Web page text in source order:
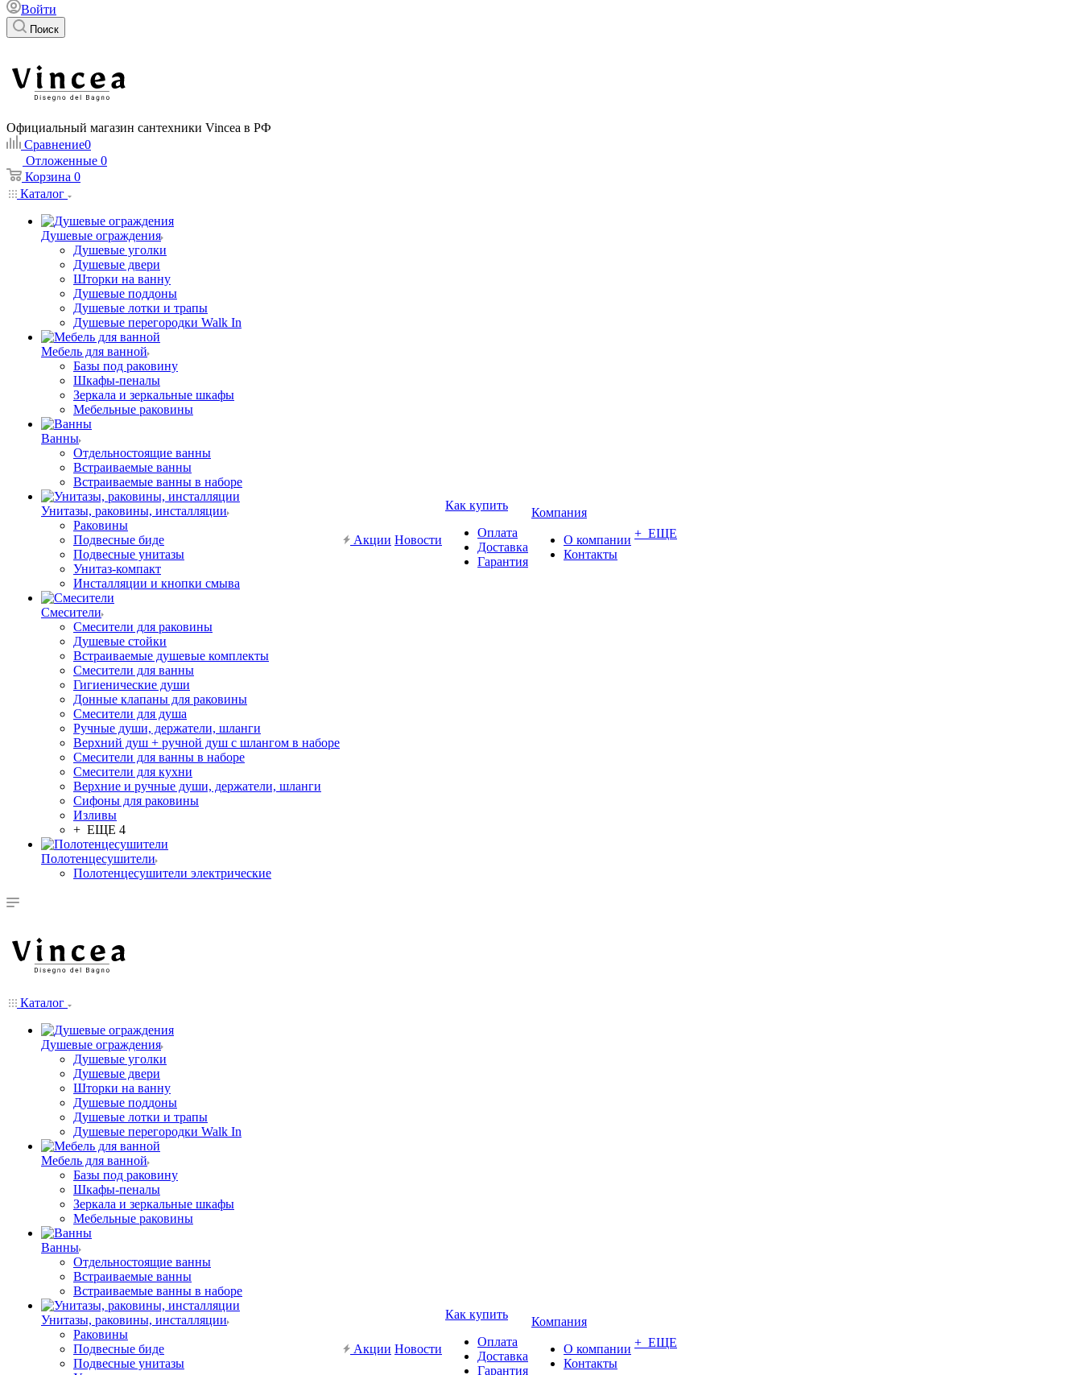
Войти
Поиск
Официальный магазин сантехники Vincea в РФ
Сравнение0
Отложенные 0
Корзина 0
Каталог
Душевые ограждения
Душевые уголки
Душевые двери
Шторки на ванну
Душевые поддоны
Душевые лотки и трапы
Душевые перегородки Walk In
Мебель для ванной
Базы под раковину
Шкафы-пеналы
Зеркала и зеркальные шкафы
Мебельные раковины
Ванны
Отдельностоящие ванны
Встраиваемые ванны
Встраиваемые ванны в наборе
Унитазы, раковины, инсталляции
Раковины
Подвесные биде
Подвесные унитазы
Унитаз-компакт
Инсталляции и кнопки смыва
Смесители
Смесители для раковины
Душевые стойки
Встраиваемые душевые комплекты
Смесители для ванны
Гигиенические души
Донные клапаны для раковины
Смесители для душа
Ручные души, держатели, шланги
Верхний душ + ручной душ с шлангом в наборе
Смесители для ванны в наборе
Смесители для кухни
Верхние и ручные души, держатели, шланги
Сифоны для раковины
Изливы
+ ЕЩЕ 4
Полотенцесушители
Полотенцесушители электрические
Акции Новости
Как купить
Оплата
Доставка
Гарантия
Компания
О компании
Контакты
+ ЕЩЕ
Каталог
Душевые ограждения
Душевые уголки
Душевые двери
Шторки на ванну
Душевые поддоны
Душевые лотки и трапы
Душевые перегородки Walk In
Мебель для ванной
Базы под раковину
Шкафы-пеналы
Зеркала и зеркальные шкафы
Мебельные раковины
Ванны
Отдельностоящие ванны
Встраиваемые ванны
Встраиваемые ванны в наборе
Унитазы, раковины, инсталляции
Раковины
Подвесные биде
Подвесные унитазы
Акции Новости
Как купить
Оплата
Доставка
Гарантия
Компания
О компании
Контакты
+ ЕЩЕ